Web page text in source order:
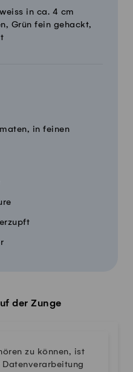
in ca. 4 cm
Grün fein gehackt,
in feinen
der Zunge
zu können, ist